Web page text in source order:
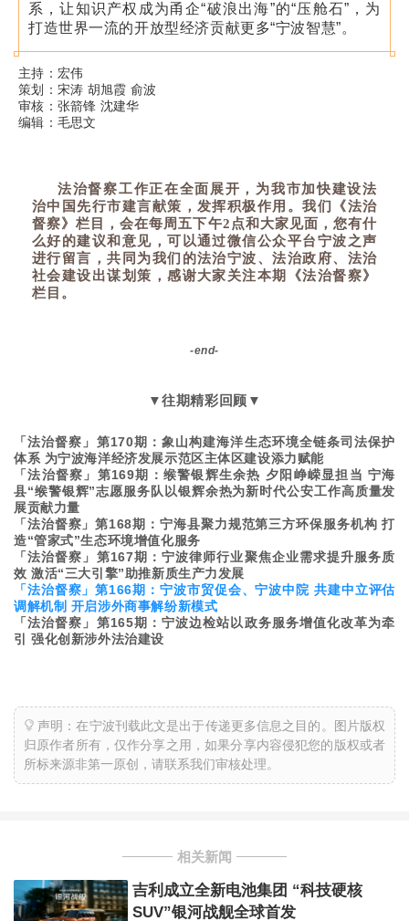
系，让知识产权成为甬企“破浪出海”的“压舱石”，为
打造世界一流的开放型经济贡献更多“宁波智慧”。
主持：宏伟
策划：宋涛 胡旭霞 俞波
审核：张箭锋 沈建华
编辑：毛思文
法治督察工作正在全面展开，为我市加快建设法
治中国先行市建言献策，发挥积极作用。我们《法治
督察》栏目，会在每周五下午2点和大家见面，您有什
么好的建议和意见，可以通过微信公众平台宁波之声
进行留言，共同为我们的法治宁波、法治政府、法治
社会建设出谋划策，感谢大家关注本期《法治督察》
栏目。
-end-
▼往期精彩回顾▼
「法治督察」第170期：象山构建海洋生态环境全链条司法保护
体系 为宁波海洋经济发展示范区主体区建设添力赋能
「法治督察」第169期：缑警银辉生余热 夕阳峥嵘显担当 宁海
县“缑警银辉”志愿服务队以银辉余热为新时代公安工作高质量发
展贡献力量
「法治督察」第168期：宁海县聚力规范第三方环保服务机构 打
造“管家式”生态环境增值化服务
「法治督察」第167期：宁波律师行业聚焦企业需求提升服务质
效 激活“三大引擎”助推新质生产力发展
「法治督察」第166期：宁波市贸促会、宁波中院 共建中立评估
调解机制 开启涉外商事解纷新模式
「法治督察」第165期：宁波边检站以政务服务增值化改革为牵
引 强化创新涉外法治建设
声明：在宁波刊载此文是出于传递更多信息之目的。图片版权
归原作者所有，仅作分享之用，如果分享内容侵犯您的版权或者
所标来源非第一原创，请联系我们审核处理。
相关新闻
吉利成立全新电池集团 “科技硬核
SUV”银河战舰全球首发